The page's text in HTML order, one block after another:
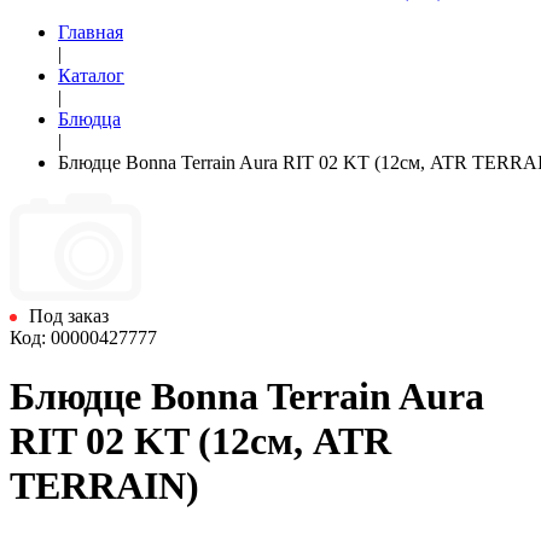
Главная
|
Каталог
|
Блюдца
|
Блюдце Bonna Terrain Aura RIT 02 KT (12см, ATR
Под заказ
Код: 00000427777
Блюдце Bonna Terrain Aura
RIT 02 KT (12см, ATR
TERRAIN)